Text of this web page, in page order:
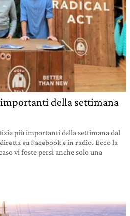
della settimana
più importanti della settimana dal
su Facebook e in radio. Ecco la
vi foste persi anche solo una